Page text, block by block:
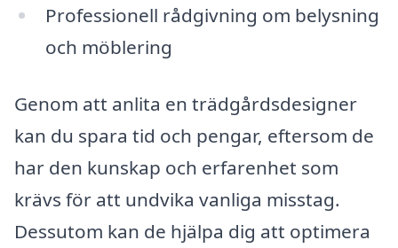
Professionell rådgivning om belysning
och möblering
Genom att anlita en trädgårdsdesigner
kan du spara tid och pengar, eftersom de
har den kunskap och erfarenhet som
krävs för att undvika vanliga misstag.
Dessutom kan de hjälpa dig att optimera